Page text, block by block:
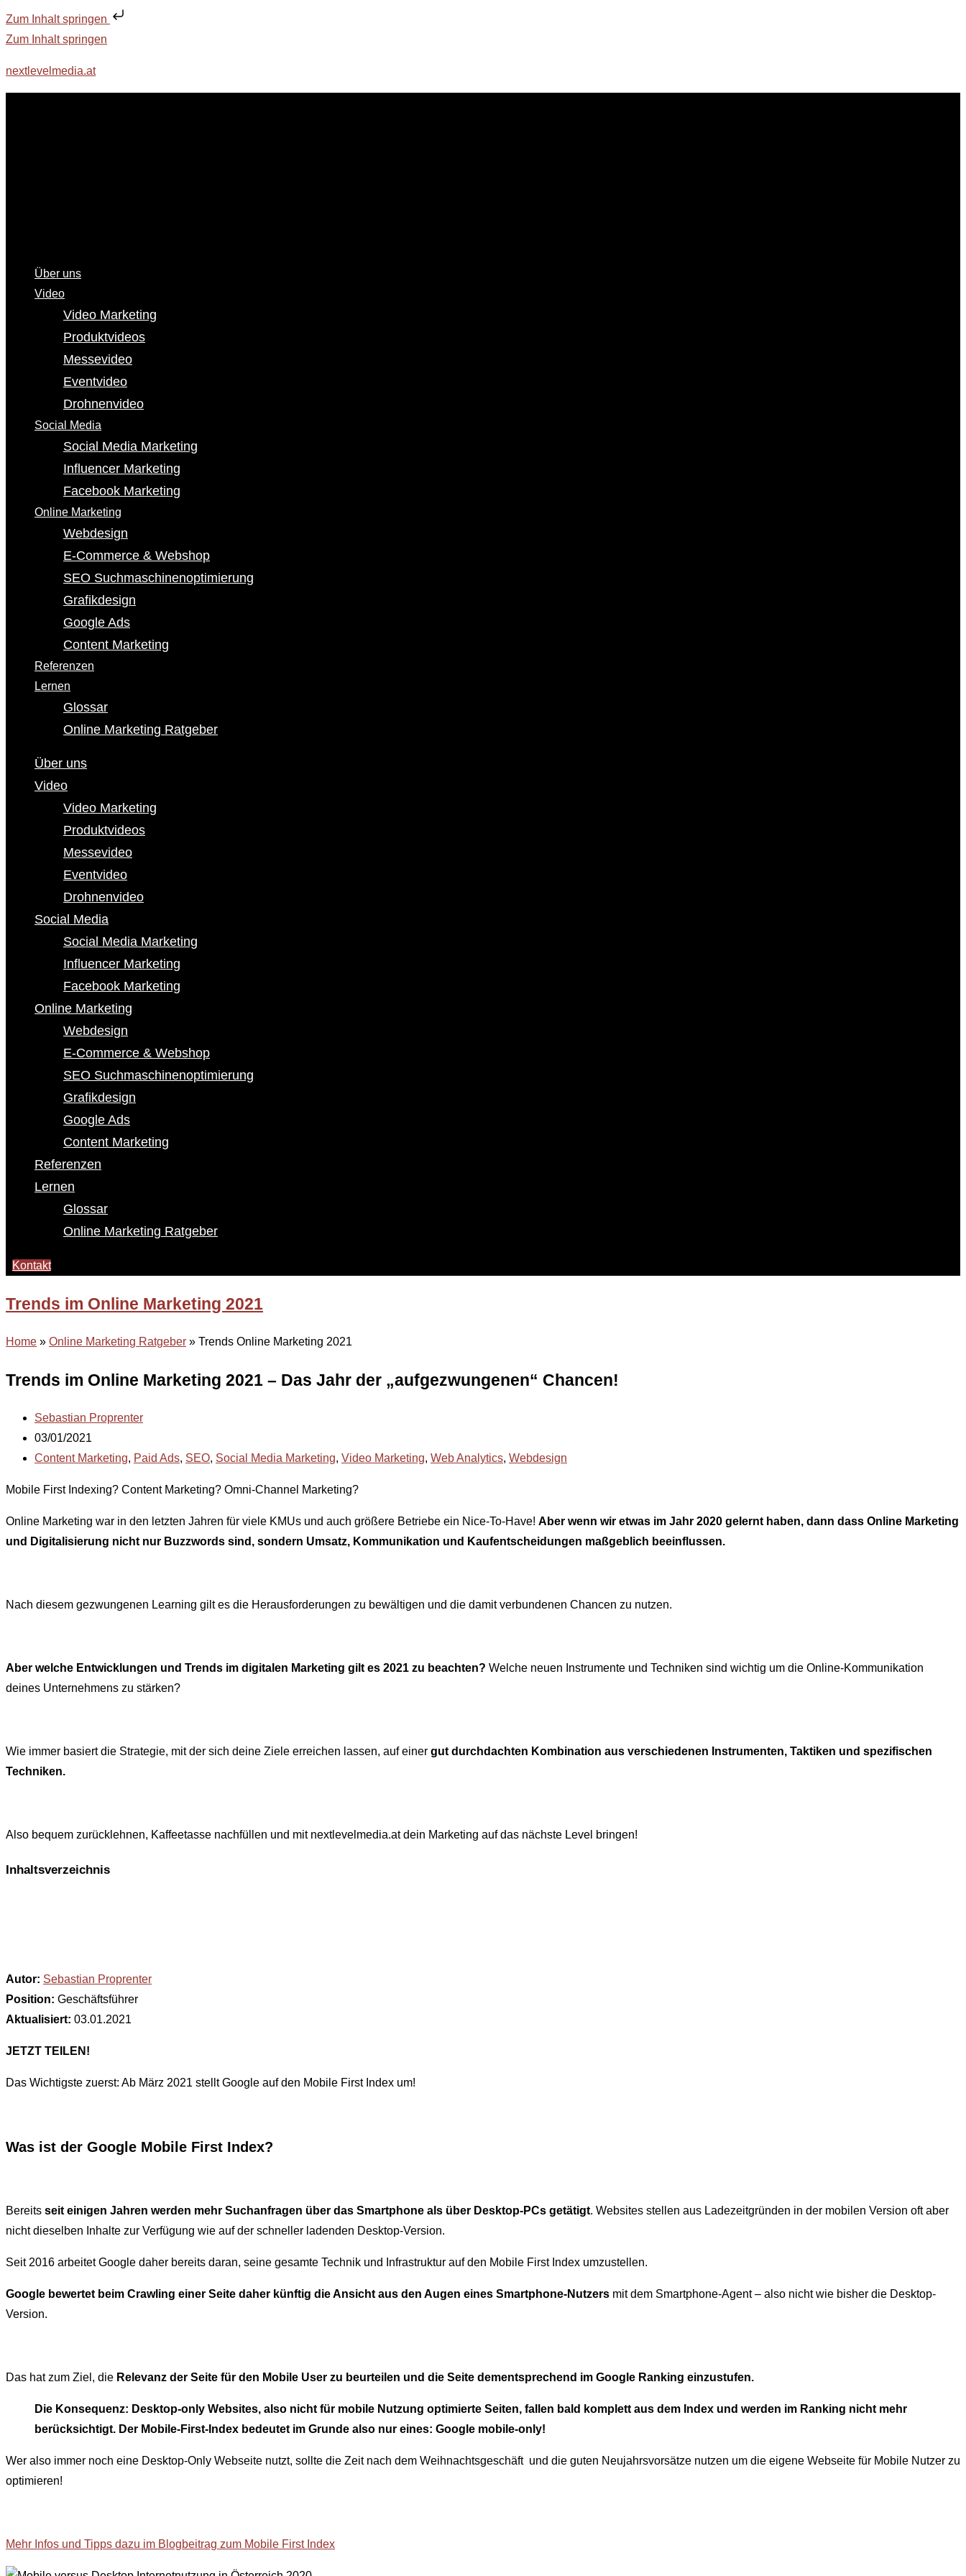
Zum Inhalt springen
Zum Inhalt springen
nextlevelmedia.at
Über uns
Video
Video Marketing
Produktvideos
Messevideo
Eventvideo
Drohnenvideo
Social Media
Social Media Marketing
Influencer Marketing
Facebook Marketing
Online Marketing
Webdesign
E-Commerce & Webshop
SEO Suchmaschinenoptimierung
Grafikdesign
Google Ads
Content Marketing
Referenzen
Lernen
Glossar
Online Marketing Ratgeber
Über uns
Video
Video Marketing
Produktvideos
Messevideo
Eventvideo
Drohnenvideo
Social Media
Social Media Marketing
Influencer Marketing
Facebook Marketing
Online Marketing
Webdesign
E-Commerce & Webshop
SEO Suchmaschinenoptimierung
Grafikdesign
Google Ads
Content Marketing
Referenzen
Lernen
Glossar
Online Marketing Ratgeber
Kontakt
Trends im Online Marketing 2021
Home » Online Marketing Ratgeber » Trends Online Marketing 2021
Trends im Online Marketing 2021 – Das Jahr der „aufgezwungenen“ Chancen!
Sebastian Proprenter
03/01/2021
Content Marketing, Paid Ads, SEO, Social Media Marketing, Video Marketing, Web Analytics, Webdesign
Mobile First Indexing? Content Marketing? Omni-Channel Marketing?
Online Marketing war in den letzten Jahren für viele KMUs und auch größere Betriebe ein Nice-To-Have! Aber wenn wir etwas im Jahr 2020 gelernt haben, dann dass Online Marketing
und Digitalisierung nicht nur Buzzwords sind, sondern Umsatz, Kommunikation und Kaufentscheidungen maßgeblich beeinflussen.
Nach diesem gezwungenen Learning gilt es die Herausforderungen zu bewältigen und die damit verbundenen Chancen zu nutzen.
Aber welche Entwicklungen und Trends im digitalen Marketing gilt es 2021 zu beachten? Welche neuen Instrumente und Techniken sind wichtig um die Online-Kommunikation
deines Unternehmens zu stärken?
Wie immer basiert die Strategie, mit der sich deine Ziele erreichen lassen, auf einer gut durchdachten Kombination aus verschiedenen Instrumenten, Taktiken und spezifischen
Techniken.
Also bequem zurücklehnen, Kaffeetasse nachfüllen und mit nextlevelmedia.at dein Marketing auf das nächste Level bringen!
Inhaltsverzeichnis
Autor: Sebastian Proprenter
Position: Geschäftsführer
Aktualisiert: 03.01.2021
JETZT TEILEN!
Das Wichtigste zuerst: Ab März 2021 stellt Google auf den Mobile First Index um!
Was ist der Google Mobile First Index?
Bereits seit einigen Jahren werden mehr Suchanfragen über das Smartphone als über Desktop-PCs getätigt. Websites stellen aus Ladezeitgründen in der mobilen Version oft aber
nicht dieselben Inhalte zur Verfügung wie auf der schneller ladenden Desktop-Version.
Seit 2016 arbeitet Google daher bereits daran, seine gesamte Technik und Infrastruktur auf den Mobile First Index umzustellen.
Google bewertet beim Crawling einer Seite daher künftig die Ansicht aus den Augen eines Smartphone-Nutzers mit dem Smartphone-Agent – also nicht wie bisher die Desktop-
Version.
Das hat zum Ziel, die Relevanz der Seite für den Mobile User zu beurteilen und die Seite dementsprechend im Google Ranking einzustufen.
Die Konsequenz: Desktop-only Websites, also nicht für mobile Nutzung optimierte Seiten, fallen bald komplett aus dem Index und werden im Ranking nicht mehr
berücksichtigt. Der Mobile-First-Index bedeutet im Grunde also nur eines: Google mobile-only!
Wer also immer noch eine Desktop-Only Webseite nutzt, sollte die Zeit nach dem Weihnachtsgeschäft und die guten Neujahrsvorsätze nutzen um die eigene Webseite für Mobile Nutzer zu
optimieren!
Mehr Infos und Tipps dazu im Blogbeitrag zum Mobile First Index